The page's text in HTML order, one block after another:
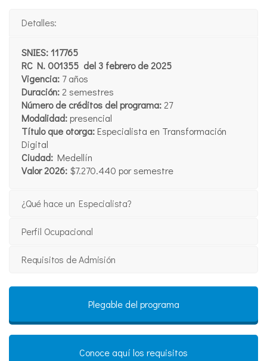
Detalles:
SNIES: 117765
RC N. 001355 del 3 febrero de 2025
Vigencia: 7 años
Duración: 2 semestres
Número de créditos del programa: 27
Modalidad: presencial
Título que otorga: Especialista en Transformación
Digital
Ciudad: Medellín
Valor 2026: $7.270.440 por semestre
¿Qué hace un Especialista?
Perfil Ocupacional
Requisitos de Admisión
Plegable del programa
Conoce aquí los requisitos